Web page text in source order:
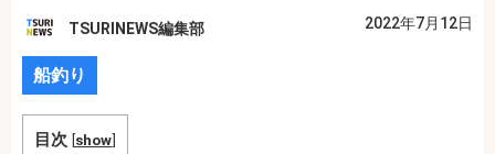
TSURINEWS編集部 2022年7月12日
船釣り
目次 [show]